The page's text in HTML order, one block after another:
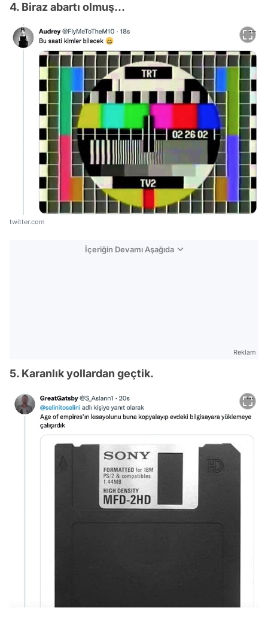
4. Biraz abartı olmuş...
twitter.com
İçeriğin Devamı Aşağıda
Reklam
5. Karanlık yollardan geçtik.